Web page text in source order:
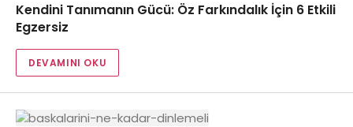
Kendini Tanımanın Gücü: Öz Farkındalık İçin 6 Etkili
Egzersiz
DEVAMINI OKU